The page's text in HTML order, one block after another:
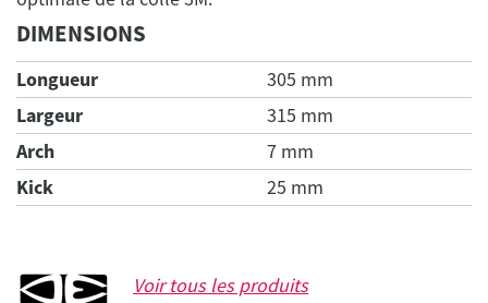
DIMENSIONS
Longueur
305 mm
Largeur
315 mm
Arch
7 mm
Kick
25 mm
Voir tous les produits